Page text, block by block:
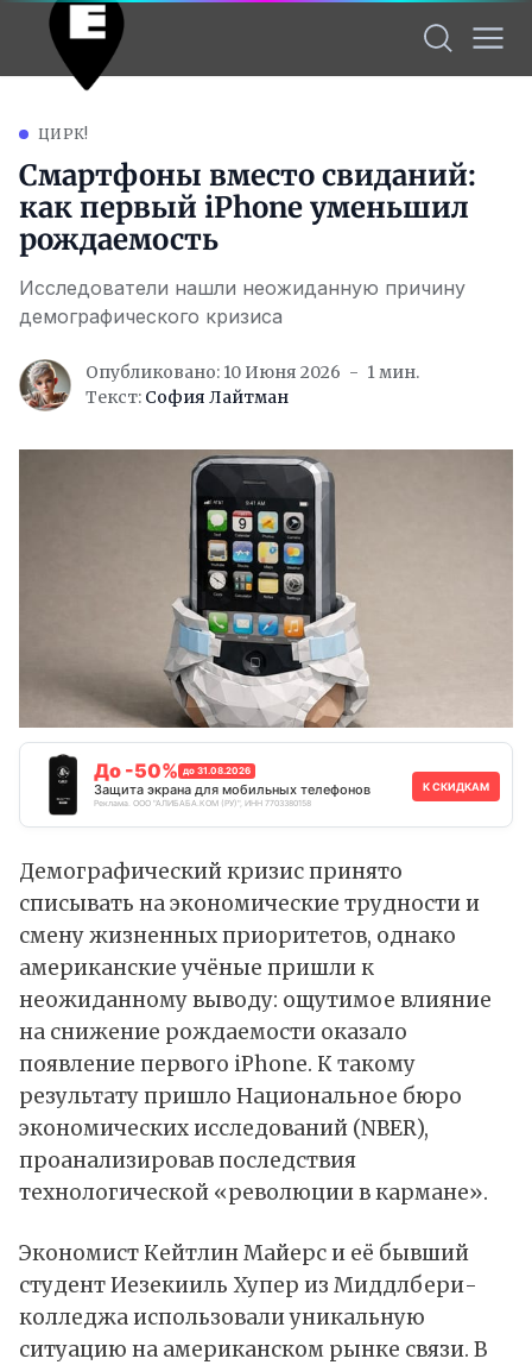
ЦИРК!
Смартфоны вместо свиданий:
как первый iPhone уменьшил
рождаемость
Исследователи нашли неожиданную причину
демографического кризиса
Опубликовано: 10 Июня 2026
1 мин.
Текст: София Лайтман
До -50% до 31.08.2026
Защита экрана для мобильных телефонов
Реклама. ООО "АЛИБАБА.КОМ (РУ)", ИНН 7703380158
К СКИДКАМ
Демографический кризис принято
списывать на экономические трудности и
смену жизненных приоритетов, однако
американские учёные пришли к
неожиданному выводу: ощутимое влияние
на снижение рождаемости оказало
появление первого iPhone. К такому
результатупришло Национальное бюро
экономических исследований (NBER),
проанализировав последствия
технологической «революции в кармане».
Экономист Кейтлин Майерс и её бывший
студент Иезекииль Хупер из Миддлбери-
колледжа использовали уникальную
ситуацию на американском рынке связи. В